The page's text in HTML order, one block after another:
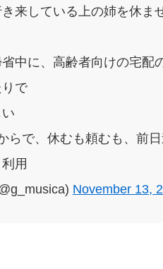
来している上の姉を休ま
中に、高齢者向けの宅配
で
らで、休むも頼むも、前
用
November 13,